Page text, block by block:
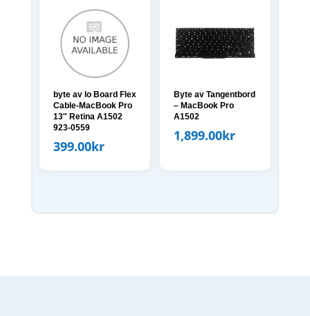
byte av Io Board Flex
Cable-MacBook Pro
13″ Retina A1502
923-0559
399.00kr
Byte av Tangentbord
– MacBook Pro
A1502
1,899.00kr